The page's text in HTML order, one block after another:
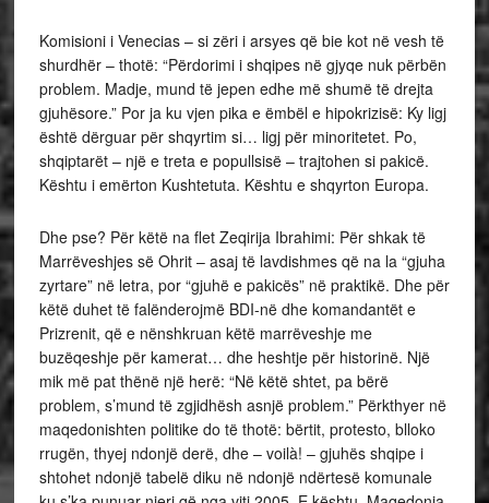
Komisioni i Venecias – si zëri i arsyes që bie kot në vesh të
shurdhër – thotë: “Përdorimi i shqipes në gjyqe nuk përbën
problem. Madje, mund të jepen edhe më shumë të drejta
gjuhësore.” Por ja ku vjen pika e ëmbël e hipokrizisë: Ky ligj
është dërguar për shqyrtim si… ligj për minoritetet. Po,
shqiptarët – një e treta e popullsisë – trajtohen si pakicë.
Kështu i emërton Kushtetuta. Kështu e shqyrton Europa.
Dhe pse? Për këtë na flet Zeqirija Ibrahimi: Për shkak të
Marrëveshjes së Ohrit – asaj të lavdishmes që na la “gjuha
zyrtare” në letra, por “gjuhë e pakicës” në praktikë. Dhe për
këtë duhet të falënderojmë BDI-në dhe komandantët e
Prizrenit, që e nënshkruan këtë marrëveshje me
buzëqeshje për kamerat… dhe heshtje për historinë. Një
mik më pat thënë një herë: “Në këtë shtet, pa bërë
problem, s’mund të zgjidhësh asnjë problem.” Përkthyer në
maqedonishten politike do të thotë: bërtit, protesto, blloko
rrugën, thyej ndonjë derë, dhe – voilà! – gjuhës shqipe i
shtohet ndonjë tabelë diku në ndonjë ndërtesë komunale